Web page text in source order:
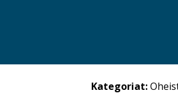
Kategoriat: